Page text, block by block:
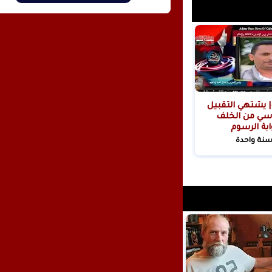
يشتهي التقبيل
من الخلف
الرسوم
واحدة